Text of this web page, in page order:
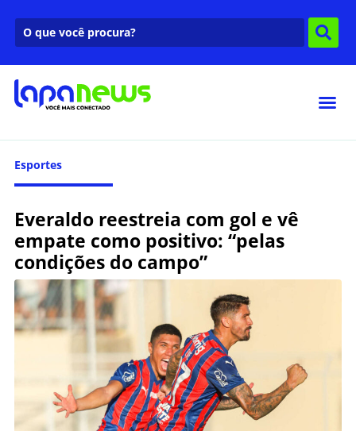
Esportes
Everaldo reestreia com gol e vê
empate como positivo: “pelas
condições do campo”